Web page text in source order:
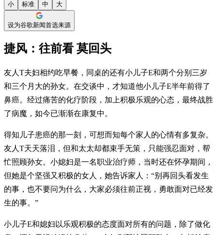
小 标准 中 大
设为谷歌新闻首选来源
捷风：往前看 莫回头
友人T夫妇相约吃早餐，同桌的还有小儿子E和两个分别三岁
和三个月大的孙女。在交谈中，才知道他小儿子E半年前得了
鼻癌。经过痛苦的化疗阶段，加上积极乐观的心态，最终战胜
了病魔，如今已渐渐在康复中。
得知儿子患癌的那一刻，可想而知每个家人的心情有多复杂。
友人T天天落泪，但和太太却都束手无策，只能强忍面对，帮
忙照顾孙女。小媳妇是一名职业治疗师，当时还在怀孕期间，
但她是个坚强又积极的女人，她告诉家人：“别再回头看发生
的事，也不要问为什么，大家必须往前正视，勇敢面对已经发
生的事。”
小儿子E和媳妇以乐观积极的态度面对所有的问题，除了做化